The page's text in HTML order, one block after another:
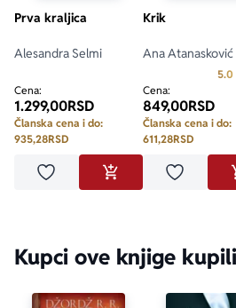
Prva kraljica
Alesandra Selmi
Cena:
1.299,00RSD
Članska cena i do:
935,28RSD
Dodaj u omiljeneDODAJ U KORPU
Krik
Ana Atanasković
5.0
Cena:
849,00RSD
Članska cena i do:
611,28RSD
Dodaj u
Kupci ove knjige